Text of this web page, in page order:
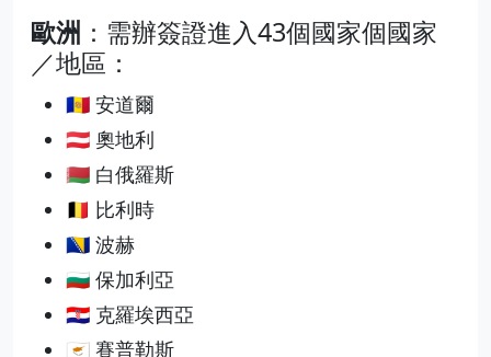
歐洲 ：需辦簽證進入43個國家個國家
／地區：
🇦🇩 安道爾
🇦🇹 奧地利
🇧🇾 白俄羅斯
🇧🇪 比利時
🇧🇦 波赫
🇧🇬 保加利亞
🇭🇷 克羅埃西亞
🇨🇾 賽普勒斯